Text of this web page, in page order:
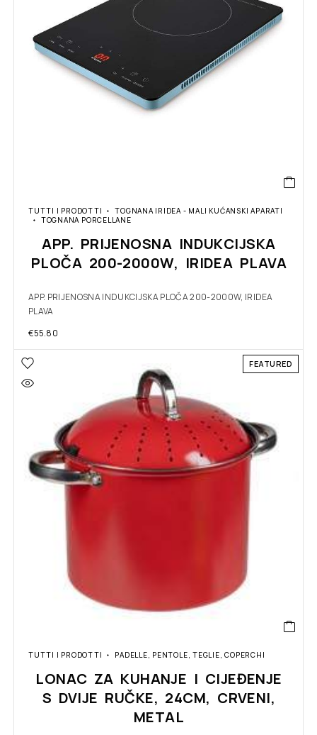
TUTTI I PRODOTTI
TOGNANA IRIDEA - MALI KUĆANSKI APARATI
TOGNANA PORCELLANE
APP. PRIJENOSNA INDUKCIJSKA
PLOČA 200-2000W, IRIDEA PLAVA
APP. PRIJENOSNA INDUKCIJSKA PLOČA 200-2000W, IRIDEA
PLAVA
€55.80
FEATURED
TUTTI I PRODOTTI PADELLE, PENTOLE, TEGLIE, COPERCHI
LONAC ZA KUHANJE I CIJEĐENJE
S DVIJE RUČKE, 24CM, CRVENI,
METAL